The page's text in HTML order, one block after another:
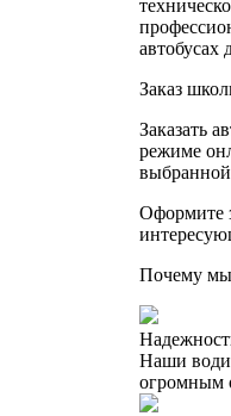
Заказ
Заказать
режиме
Оформите
Почему
Наши
огромным